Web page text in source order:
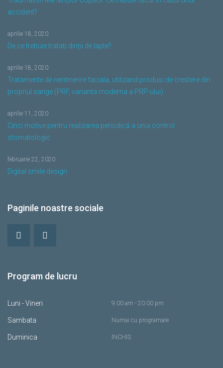
accident?
De ce trebuie tratați dinții de lapte?
aprilie 18, 2020
Tratamente de reintinerire faciala, utilizand produsi de crestere din
propriul sange (PRF, varianta moderna a PRP-ului)
aprilie 18, 2020
Cinci motive pentru realizarea periodică a unui control
stomatologic
aprilie 11, 2020
Digital smile design
februarie 22, 2020
Paginile noastre sociale
Program de lucru
Luni - Vineri 9:00 am - 20:00 pm
Sambata Numai cu programare
Duminica INCHIS